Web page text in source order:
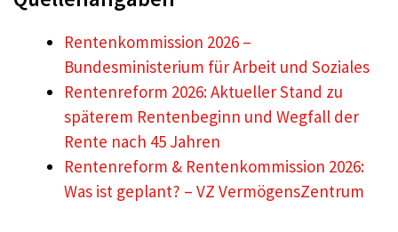
Rentenkommission 2026 –
Bundesministerium für Arbeit und Soziales
Rentenreform 2026: Aktueller Stand zu
späterem Rentenbeginn und Wegfall der
Rente nach 45 Jahren
Rentenreform & Rentenkommission 2026:
Was ist geplant? – VZ VermögensZentrum